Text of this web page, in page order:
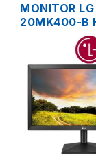
MONITOR LG
20MK400-B
VGA FLAT
WIDE